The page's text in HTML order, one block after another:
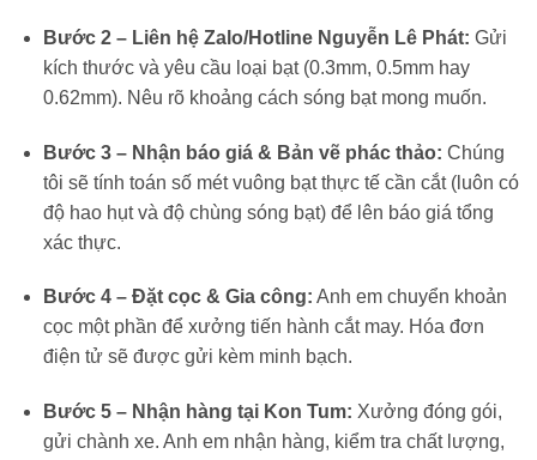
Bước 2 – Liên hệ Zalo/Hotline Nguyễn Lê Phát: Gửi
kích thước và yêu cầu loại bạt (0.3mm, 0.5mm hay
0.62mm). Nêu rõ khoảng cách sóng bạt mong muốn.
Bước 3 – Nhận báo giá & Bản vẽ phác thảo: Chúng
tôi sẽ tính toán số mét vuông bạt thực tế cần cắt (luôn có
độ hao hụt và độ chùng sóng bạt) để lên báo giá tổng
xác thực.
Bước 4 – Đặt cọc & Gia công: Anh em chuyển khoản
cọc một phần để xưởng tiến hành cắt may. Hóa đơn
điện tử sẽ được gửi kèm minh bạch.
Bước 5 – Nhận hàng tại Kon Tum: Xưởng đóng gói,
gửi chành xe. Anh em nhận hàng, kiểm tra chất lượng,